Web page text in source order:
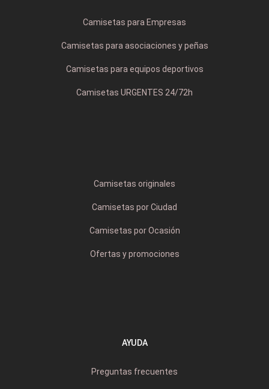
Camisetas para Empresas
Camisetas para asociaciones y peñas
Camisetas para equipos deportivos
Camisetas URGENTES 24/72h
Camisetas originales
Camisetas por Ciudad
Camisetas por Ocasión
Ofertas y promociones
AYUDA
Preguntas frecuentes